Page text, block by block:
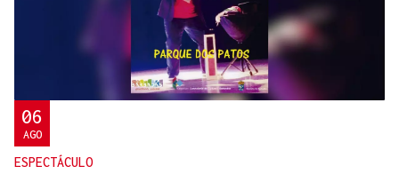
La lluvia deja en Barrio 500.000 euros en daños
06
AGO
ESPECTÁCULO